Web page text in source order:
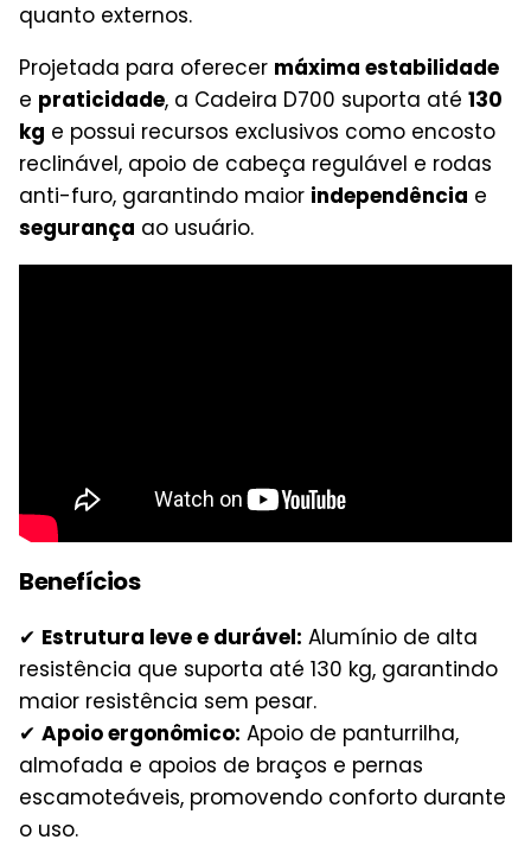
quanto externos.
Projetada para oferecer máxima estabilidade
e praticidade, a Cadeira D700 suporta até 130
kg e possui recursos exclusivos como encosto
reclinável, apoio de cabeça regulável e rodas
anti-furo, garantindo maior independência e
segurança ao usuário.
Benefícios
✔ Estrutura leve e durável: Alumínio de alta
resistência que suporta até 130 kg, garantindo
maior resistência sem pesar.
✔ Apoio ergonômico: Apoio de panturrilha,
almofada e apoios de braços e pernas
escamoteáveis, promovendo conforto durante
o uso.